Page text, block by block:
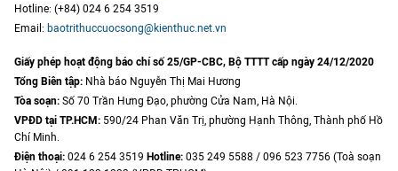
Hotline: (+84) 024 6 254 3519
Email: baotrithuccuocsong@kienthuc.net.vn
Giấy phép hoạt động báo chí số 25/GP-CBC, Bộ TTTT cấp ngày 24/12/2020
Tổng Biên tập: Nhà báo Nguyễn Thị Mai Hương
Tòa soạn: Số 70 Trần Hưng Đạo, phường Cửa Nam, Hà Nội.
VPĐD tại TP.HCM: 590/24 Phan Văn Trị, phường Hạnh Thông, Thành phố Hồ
Chí Minh.
Điện thoại: 024 6 254 3519 Hotline: 035 249 5588 / 096 523 7756 (Toà soạn